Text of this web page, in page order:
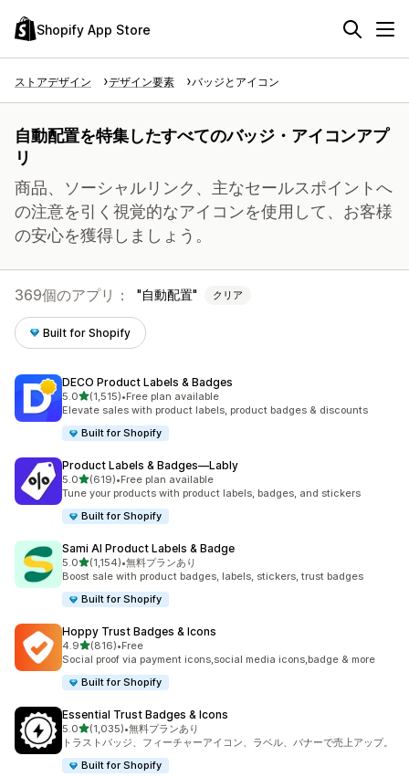
Shopify App Store
ストアデザイン デザイン要素 バッジとアイコン
自動配置を特集したすべてのバッジ・アイコンアプ
リ
商品、ソーシャルリンク、主なセールスポイントへ
の注意を引く視覚的なアイコンを使用して、お客様
の安心を獲得しましょう。
369個のアプリ： 自動配置 クリア
Built for Shopify
DECO Product Labels & Badges
5.05つ星中
(1,515)
合計レビュー数：1515件
•Free plan available
Elevate sales with product labels, product badges & discounts
Built for Shopify
Product Labels & Badges—Lably
5.05つ星中
(619)
合計レビュー数：619件
•Free plan available
Tune your products with product labels, badges, and stickers
Built for Shopify
Sami AI Product Labels & Badge
5.05つ星中
(1,154)
合計レビュー数：1154件
•無料プランあり
Boost sale with product badges, labels, stickers, trust badges
Built for Shopify
Hoppy Trust Badges & Icons
4.95つ星中
(816)
合計レビュー数：816件
•Free
Social proof via payment icons,social media icons,badge & more
Built for Shopify
Essential Trust Badges & Icons
5.05つ星中
(1,035)
合計レビュー数：1035件
•無料プランあり
トラストバッジ、フィーチャーアイコン、ラベル、バナーで売上アップ。
Built for Shopify